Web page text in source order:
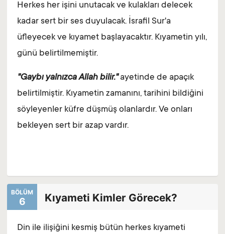
Herkes her işini unutacak ve kulakları delecek
kadar sert bir ses duyulacak. İsrafil Sur'a
üfleyecek ve kıyamet başlayacaktır. Kıyametin yılı,
günü belirtilmemiştir.
"Gaybı yalnızca Allah bilir."ayetinde de apaçık
belirtilmiştir. Kıyametin zamanını, tarihini bildiğini
söyleyenler küfre düşmüş olanlardır. Ve onları
bekleyen sert bir azap vardır.
BÖLÜM
6 Kıyameti Kimler Görecek?
Din ile ilişiğini kesmiş bütün herkes kıyameti